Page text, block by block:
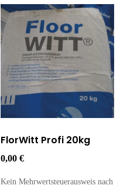
FlorWitt Profi 20kg
0,00€
Kein Mehrwertsteuerausweis nach